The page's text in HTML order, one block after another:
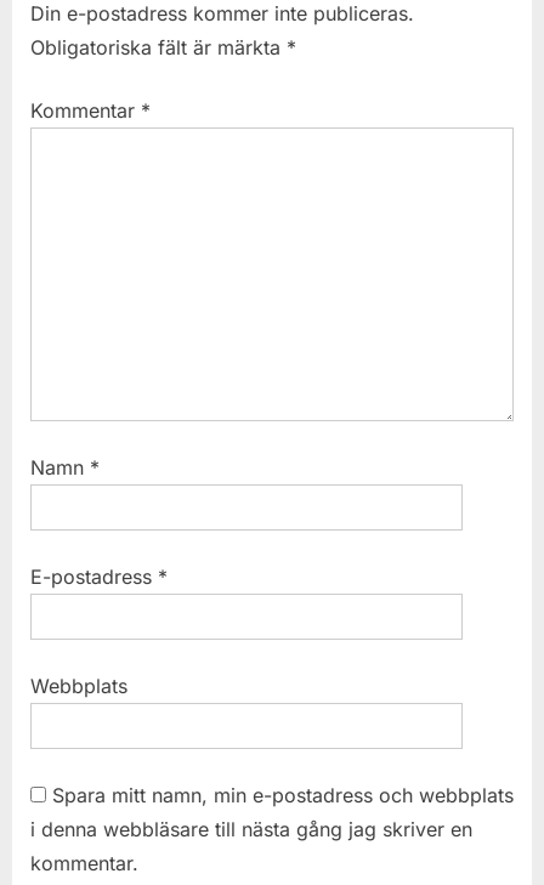
o
u
P
P
o
t
Din e-postadress kommer inte publiceras.
Obligatoriska fält är märkta *
Kommentar *
Namn *
E-postadress *
Webbplats
Spara mitt namn, min e-postadress och webbplats
i denna webbläsare till nästa gång jag skriver en
kommentar.